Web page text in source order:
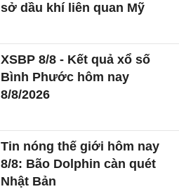
sở dầu khí liên quan Mỹ
XSBP 8/8 - Kết quả xổ số
Bình Phước hôm nay
8/8/2026
Tin nóng thế giới hôm nay
8/8: Bão Dolphin càn quét
Nhật Bản